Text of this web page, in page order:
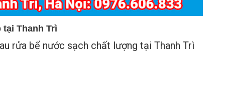
Thanh Trì
rửa bể nước sạch chất lượng tại Thanh Trì